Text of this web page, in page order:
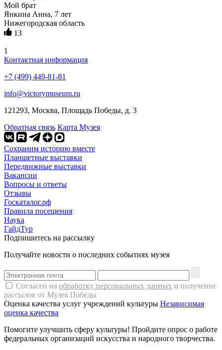
Мой брат
Янкина Анна, 7 лет
Нижегородская область
13
1
Контактная информация
+7 (499) 449-81-81
info@victorymuseum.ru
121293, Москва, Площадь Победы, д. 3
Обратная связь Карта Музея
Сохраним историю вместе
Планшетные выставки
Передвижные выставки
Вакансии
Вопросы и ответы
Отзывы
Госкаталог.рф
Правила посещения
Наука
ГайдТур
Подпишитесь на рассылку
Получайте новости о последних событиях музея
Согласен на обработку персональных данных и получение
рассылок от Музея Победы
Оценка качества услуг учреждений культуры Независимая
оценка качества
Помогите улучшить сферу культуры! Пройдите опрос о работе
федеральных организаций искусства и народного творчества.